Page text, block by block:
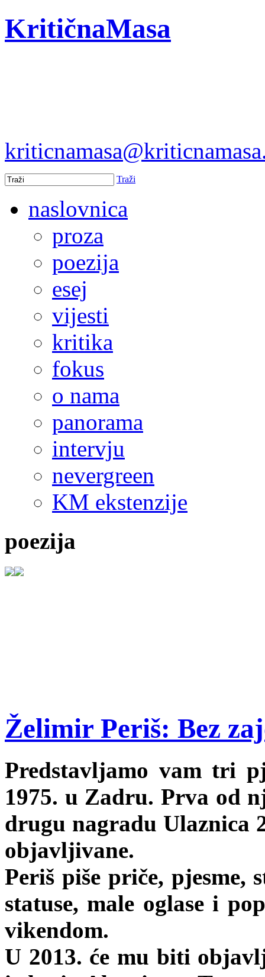
KritičnaMasa
Traži
naslovnica
proza
poezija
esej
vijesti
kritika
fokus
o nama
panorama
intervju
nevergreen
KM ekstenzije
poezija
Želimir Periš: Bez
Predstavljamo vam tri
1975. u Zadru. Prva od
drugu nagradu Ulaznica
objavljivane.
Periš piše priče, pjesme,
statuse, male oglase i
vikendom.
U 2013. će mu biti